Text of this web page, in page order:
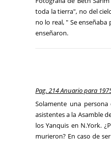
toda la tierra", no del
no lo real, " Se
enseñaron.
Pag. 214 Anuario para
Solamente una
asistentes a la Asamble
los Yanquis en N.York.
murieron? En caso de